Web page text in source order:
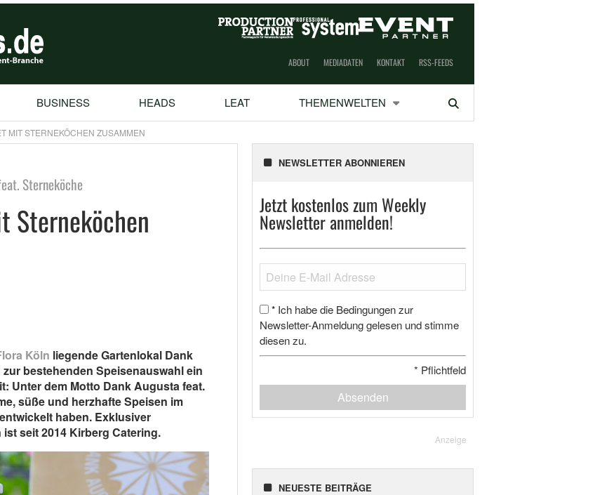
ABOUT MEDIADATEN KONTAKT RSS-FEEDS
BUSINESS HEADS LEAT THEMENWELTEN Suchen
MIT STERNEKÖCHEN ZUSAMMEN
Sterneköche
Sterneköchen
Köln liegende Gartenlokal Dank
bestehenden Speisenauswahl ein
Unter dem Motto Dank Augusta feat.
süße und herzhafte Speisen im
haben. Exklusiver
seit 2014 Kirberg Catering.
NEWSLETTER ABONNIEREN
Jetzt kostenlos zum Weekly
Newsletter anmelden!
* Ich habe die Bedingungen zur
Newsletter-Anmeldung gelesen und stimme
diesen zu.
* Pflichtfeld
Absenden
Anzeige
NEUESTE BEITRÄGE